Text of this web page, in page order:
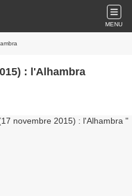
MENU
: l'Alhambra